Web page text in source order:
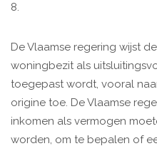
8.
De Vlaamse regering wijst
woningbezit als
toegepast wordt, vooral
origine toe. De Vlaamse
inkomen als vermogen
worden, om te bepalen of